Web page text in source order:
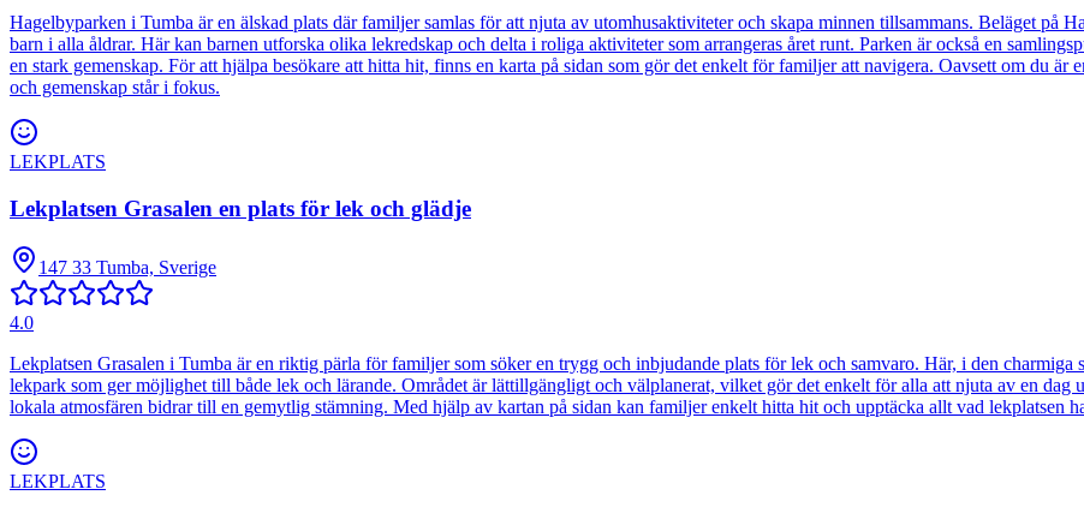
Hagelbyparken i Tumba är en älskad plats där familjer samlas för att njuta av utomhusaktiviteter och skapa minnen tillsammans. Beläget på
barn i alla åldrar. Här kan barnen utforska olika lekredskap och delta i roliga aktiviteter som arrangeras året runt. Parken är också en
en stark gemenskap. För att hjälpa besökare att hitta hit, finns en karta på sidan som gör det enkelt för familjer att navigera. Oavsett om du
och gemenskap står i fokus.
LEKPLATS
Lekplatsen Grasalen en plats för lek och glädje
147 33 Tumba, Sverige
4.0
Lekplatsen Grasalen i Tumba är en riktig pärla för familjer som söker en trygg och inbjudande plats för lek och samvaro. Här, i den
lekpark som ger möjlighet till både lek och lärande. Området är lättillgängligt och välplanerat, vilket gör det enkelt för alla att njuta av en dag
lokala atmosfären bidrar till en gemytlig stämning. Med hjälp av kartan på sidan kan familjer enkelt hitta hit och upptäcka allt vad lekplatsen
LEKPLATS